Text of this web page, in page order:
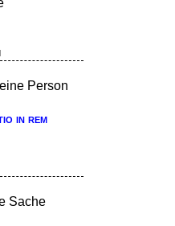
Person
in rem
Sache